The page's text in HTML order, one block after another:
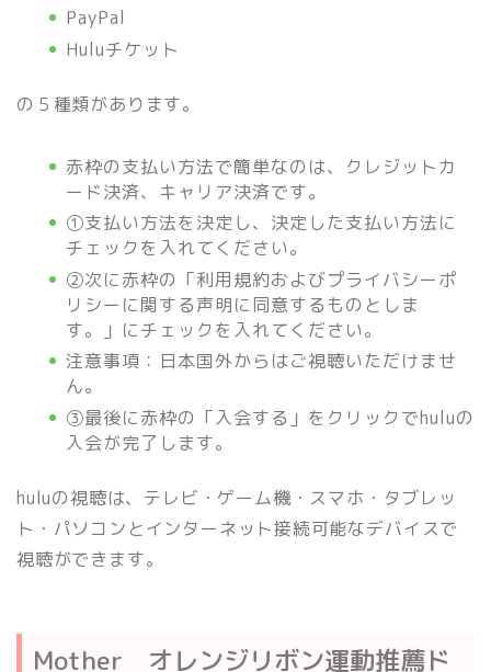
PayPal
Huluチケット
の５種類があります。
赤枠の支払い方法で簡単なのは、クレジットカ
ード決済、キャリア決済です。
①支払い方法を決定し、決定した支払い方法に
チェックを入れてください。
②次に赤枠の「利用規約およびプライバシーポ
リシーに関する声明に同意するものとしま
す。」にチェックを入れてください。
注意事項：日本国外からはご視聴いただけませ
ん。
③最後に赤枠の「入会する」をクリックでhuluの
入会が完了します。
huluの視聴は、テレビ・ゲーム機・スマホ・タブレッ
ト・パソコンとインターネット接続可能なデバイスで
視聴ができます。
Mother オレンジリボン運動推薦ド